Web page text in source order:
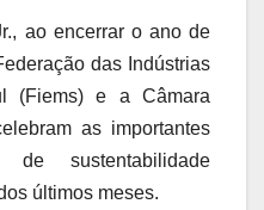
ao encerrar o ano de
das Indústrias
(Fiems) e a Câmara
as importantes
sustentabilidade
últimos meses.